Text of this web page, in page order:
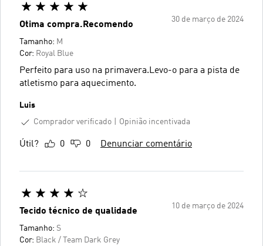
30 de março de 2024
Otima compra.Recomendo
Tamanho: M
Cor: Royal Blue
Perfeito para uso na primavera.Levo-o para a pista de
atletismo para aquecimento.
Luis
Comprador verificado
Opinião incentivada
Útil? 0 0 Denunciar comentário
10 de março de 2024
Tecido técnico de qualidade
Tamanho: S
Cor: Black / Team Dark Grey